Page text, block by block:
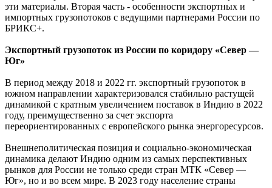
эти материалы. Вторая часть - особенности экспортных и
импортных грузопотоков с ведущими партнерами России по
БРИКС+.
Экспортный грузопоток из России по коридору «Север —
Юг»
В период между 2018 и 2022 гг. экспортный грузопоток в
южном направлении характеризовался стабильно растущей
динамикой с кратным увеличением поставок в Индию в 2022
году, преимущественно за счет экспорта
переориентированных с европейского рынка энергоресурсов.
Внешнеполитическая позиция и социально-экономическая
динамика делают Индию одним из самых перспективных
рынков для России не только среди стран МТК «Север —
Юг», но и во всем мире. В 2023 году население страны